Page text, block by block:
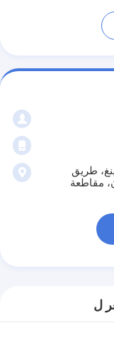
دونغتشينغ، طريق
مقاطعة
ل